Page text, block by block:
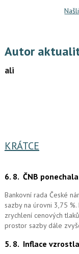
Autor
ali
KRÁTCE
6. 8. ČNB
Bankovní rada České
sazby na úrovni 3,75
zrychlení cenových
prostor sazby dále
5. 8. Inflace